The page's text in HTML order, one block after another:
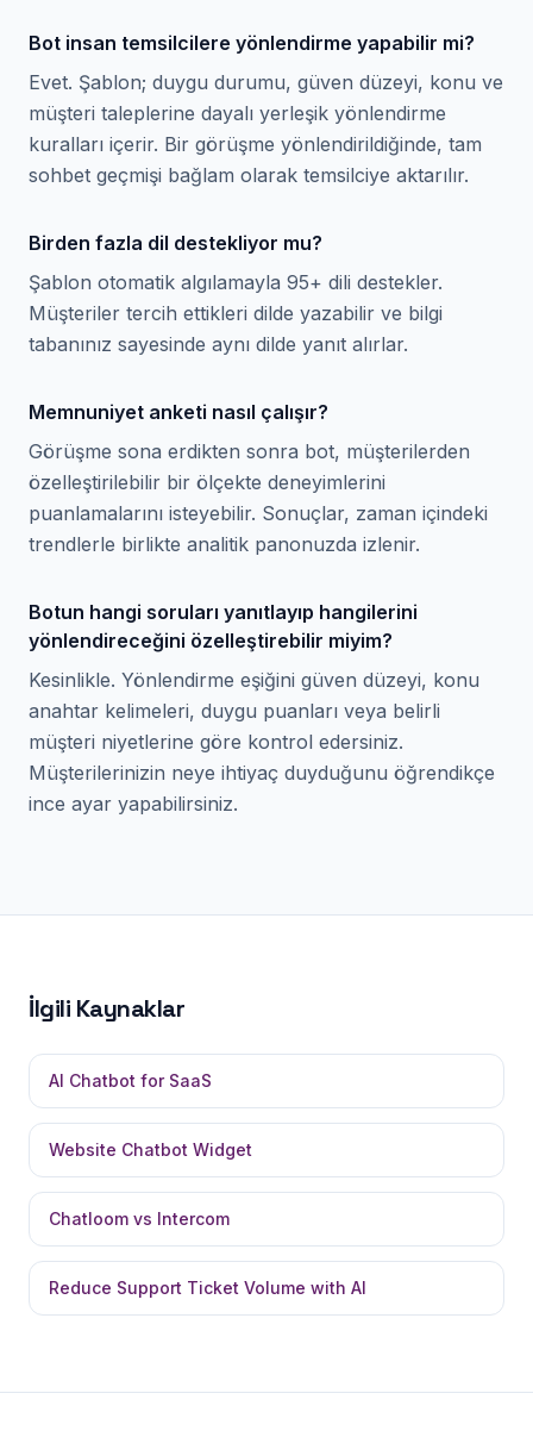
Bot insan temsilcilere yönlendirme yapabilir mi?
Evet. Şablon; duygu durumu, güven düzeyi, konu ve
müşteri taleplerine dayalı yerleşik yönlendirme
kuralları içerir. Bir görüşme yönlendirildiğinde, tam
sohbet geçmişi bağlam olarak temsilciye aktarılır.
Birden fazla dil destekliyor mu?
Şablon otomatik algılamayla 95+ dili destekler.
Müşteriler tercih ettikleri dilde yazabilir ve bilgi
tabanınız sayesinde aynı dilde yanıt alırlar.
Memnuniyet anketi nasıl çalışır?
Görüşme sona erdikten sonra bot, müşterilerden
özelleştirilebilir bir ölçekte deneyimlerini
puanlamalarını isteyebilir. Sonuçlar, zaman içindeki
trendlerle birlikte analitik panonuzda izlenir.
Botun hangi soruları yanıtlayıp hangilerini
yönlendireceğini özelleştirebilir miyim?
Kesinlikle. Yönlendirme eşiğini güven düzeyi, konu
anahtar kelimeleri, duygu puanları veya belirli
müşteri niyetlerine göre kontrol edersiniz.
Müşterilerinizin neye ihtiyaç duyduğunu öğrendikçe
ince ayar yapabilirsiniz.
İlgili Kaynaklar
AI Chatbot for SaaS
Website Chatbot Widget
Chatloom vs Intercom
Reduce Support Ticket Volume with AI